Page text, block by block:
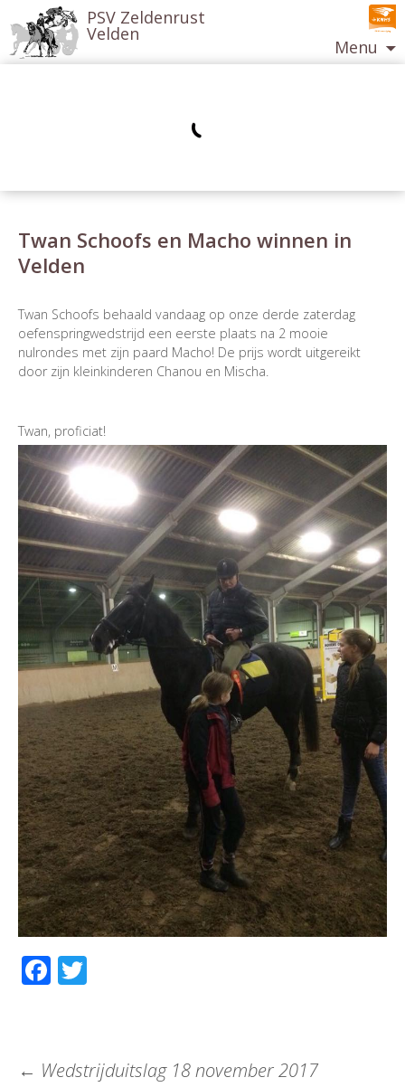
PSV Zeldenrust
Velden
Menu
Twan Schoofs en Macho winnen in
Velden
Twan Schoofs behaald vandaag op onze derde zaterdag
oefenspringwedstrijd een eerste plaats na 2 mooie
nulrondes met zijn paard Macho! De prijs wordt uitgereikt
door zijn kleinkinderen Chanou en Mischa.
Twan, proficiat!
Facebook
← Wedstrijduitslag 18 november 2017